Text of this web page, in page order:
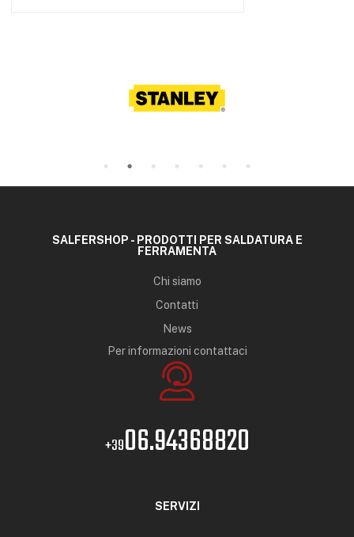
SALFERSHOP - PRODOTTI PER SALDATURA E
FERRAMENTA
Chi siamo
Contatti
News
Per informazioni contattaci
+3906.94368820
SERVIZI